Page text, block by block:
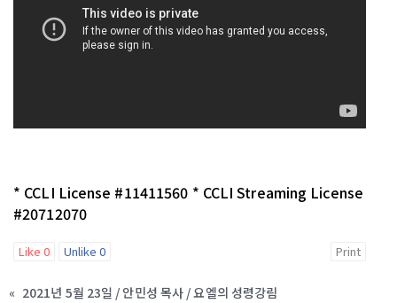
* CCLI License #11411560 * CCLI Streaming License
#20712070
Like 0 Unlike0 Print
« 2021년 5월 23일 / 안민성 목사 / 요엘의 성령강림